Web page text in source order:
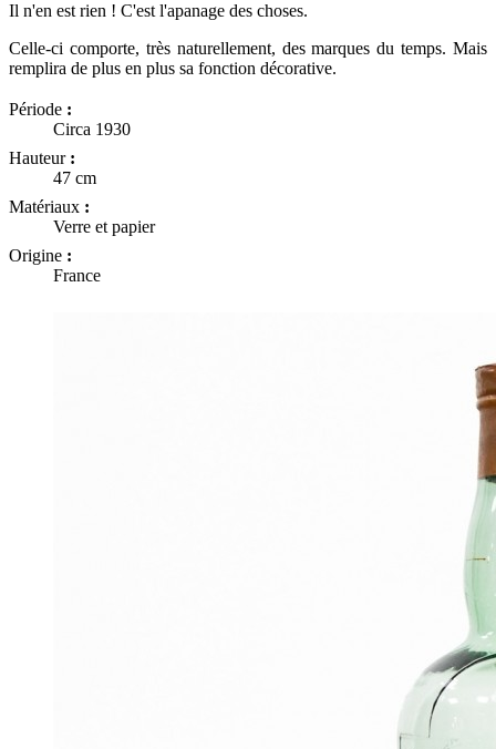
Il n'en est rien ! C'est l'apanage des choses.
Celle-ci comporte, très naturellement, des marques du temps. Mais
remplira de plus en plus sa fonction décorative.
Période :
Circa 1930
Hauteur :
47 cm
Matériaux :
Verre et papier
Origine :
France